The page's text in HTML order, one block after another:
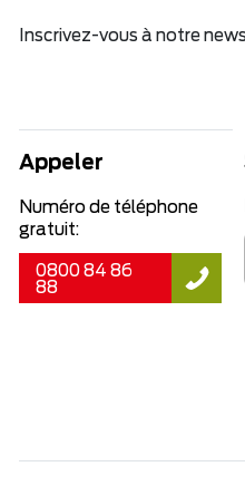
Inscrivez-vous à notre
Appeler
Numéro de téléphone
gratuit:
0800 84 86
88